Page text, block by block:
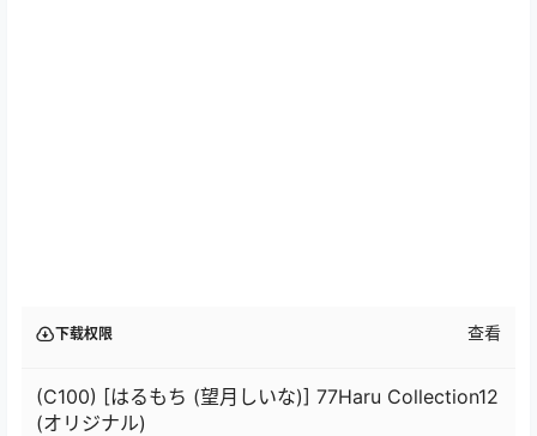
下载权限 查看
(C100) [はるもち (望月しいな)] 77Haru Collection12
(オリジナル)